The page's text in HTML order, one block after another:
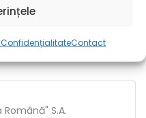
Contact
Română" S.A.
S.A.